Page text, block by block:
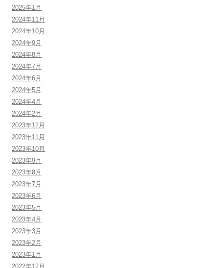
2025年1月
2024年11月
2024年10月
2024年9月
2024年8月
2024年7月
2024年6月
2024年5月
2024年4月
2024年2月
2023年12月
2023年11月
2023年10月
2023年9月
2023年8月
2023年7月
2023年6月
2023年5月
2023年4月
2023年3月
2023年2月
2023年1月
2022年12月